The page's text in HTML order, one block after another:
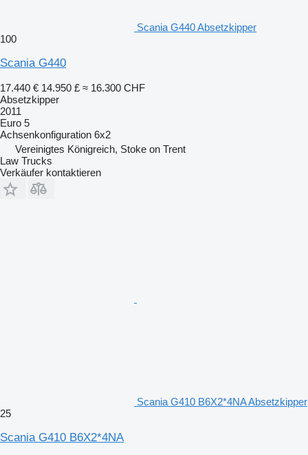
Scania G440 Absetzkipper
100
Scania G440
17.440 € 14.950 £ ≈ 16.300 CHF
Absetzkipper
2011
Euro 5
Achsenkonfiguration 6x2
Vereinigtes Königreich, Stoke on Trent
Law Trucks
Verkäufer kontaktieren
Scania G410 B6X2*4NA Absetzkipper
25
Scania G410 B6X2*4NA